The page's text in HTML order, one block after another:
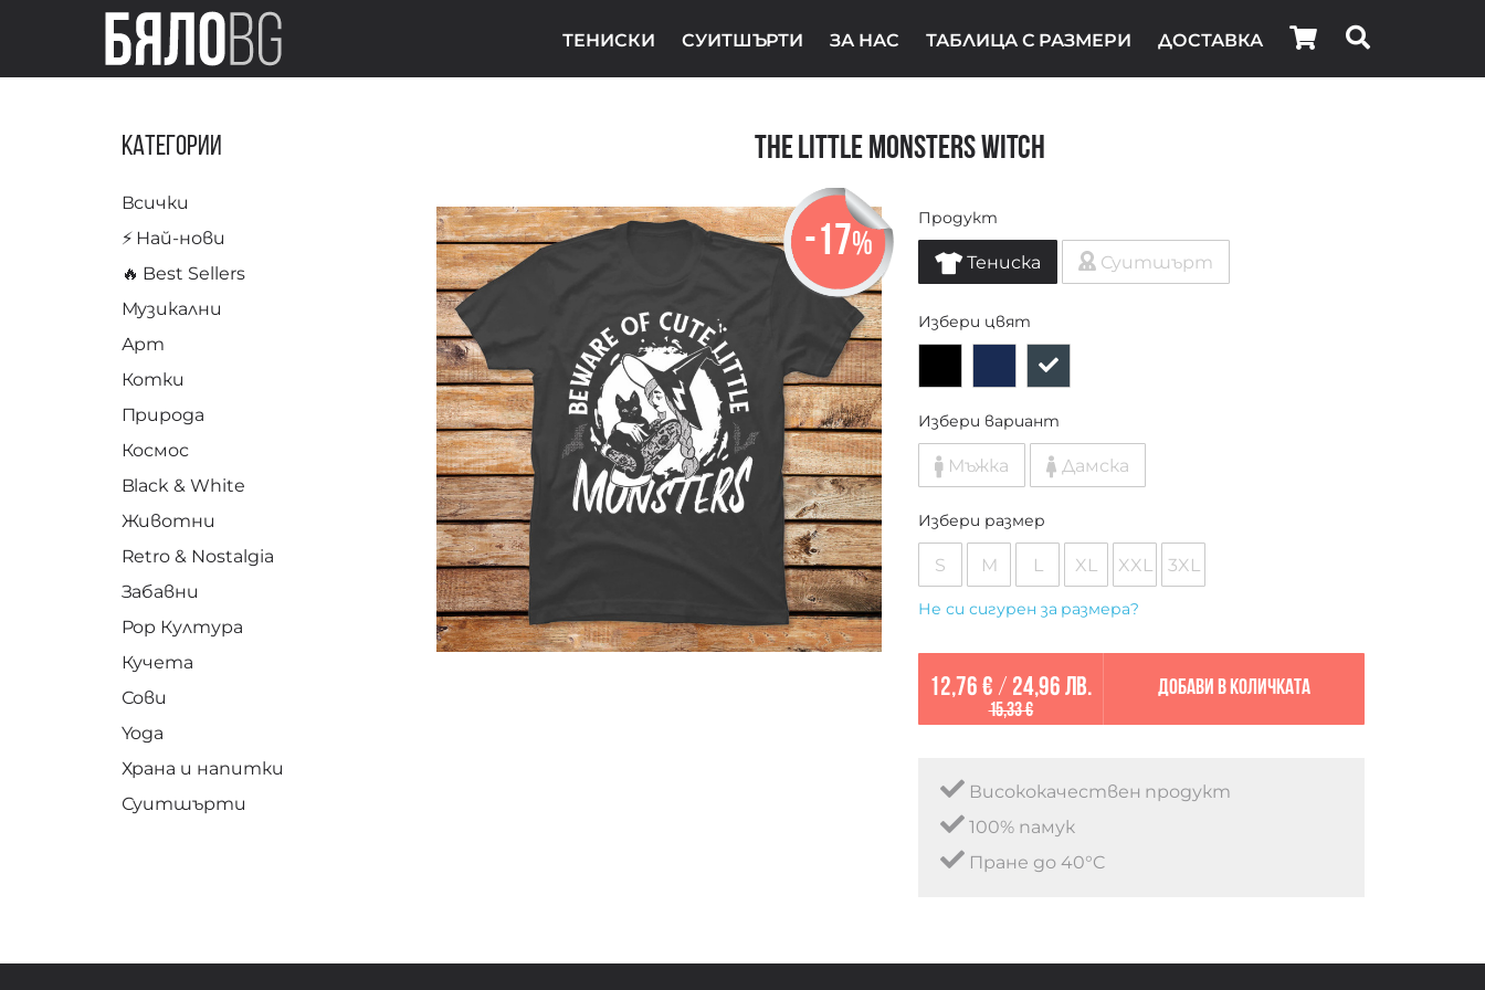
ТЕНИСКИ СУИТШЪРТИ ЗА НАС ТАБЛИЦА С РАЗМЕРИ ДОСТАВКА
Категории
Всички
⚡️ Най-нови
🔥 Best Sellers
Музикални
Арт
Котки
Природа
Космос
Black & White
Животни
Retro & Nostalgia
Забавни
Pop Култура
Кучета
Сови
Yoga
Храна и напитки
Суитшърти
The Little Monsters Witch
-17%
Продукт
Тениска Суитшърт
Избери цвят
Избери вариант
Мъжка Дамска
Избери размер
S M L XL XXL 3XL
Не си сигурен за размера?
12,76 € / 24,96 лв.
15,33 €
Добави в количката
Висококачествен продукт
100% памук
Пране до 40°C